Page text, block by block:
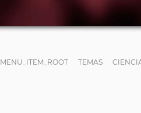
MENU_ITEM_ROOT TEMAS